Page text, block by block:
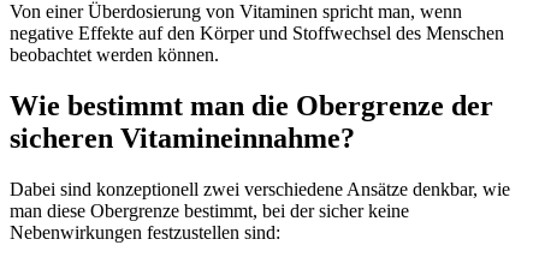
Von einer Überdosierung von Vitaminen spricht man, wenn
negative Effekte auf den Körper und Stoffwechsel des Menschen
beobachtet werden können.
Wie bestimmt man die Obergrenze der
sicheren Vitamineinnahme?
Dabei sind konzeptionell zwei verschiedene Ansätze denkbar, wie
man diese Obergrenze bestimmt, bei der sicher keine
Nebenwirkungen festzustellen sind: